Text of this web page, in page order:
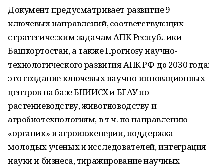
Документ предусматривает развитие 9
ключевых направлений, соответствующих
стратегическим задачам АПК Республики
Башкортостан, а также Прогнозу научно-
технологического развития АПК РФ до 2030 года:
это создание ключевых научно-инновационных
центров на базе БНИИСХ и БГАУ по
растениеводству, животноводству и
агробиотехнологиям, в т.ч. по направлению
«органик» и агроинженерии, поддержка
молодых ученых и исследователей, интеграция
науки и бизнеса, тиражирование научных